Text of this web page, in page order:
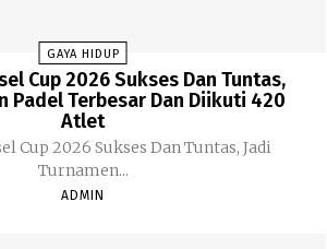
GAYA HIDUP
Cup 2026 Sukses Dan Tuntas,
Padel Terbesar Dan Diikuti 420
Atlet
Cup 2026 Sukses Dan Tuntas, Jadi
Turnamen...
ADMIN